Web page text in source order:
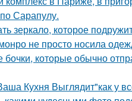
Сарапулу.
зеркало, которое
не просто носила
которые обычно
Кухня Выглядит"как у